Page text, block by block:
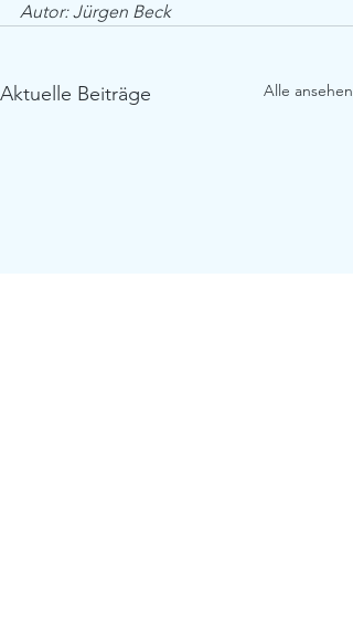
Autor: Jürgen Beck
Aktuelle Beiträge Alle ansehen